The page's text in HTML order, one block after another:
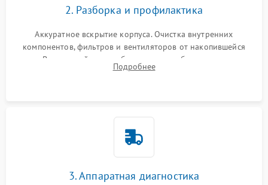
2. Разборка и профилактика
Аккуратное вскрытие корпуса. Очистка внутренних
компонентов, фильтров и вентиляторов от накопившейся
пыли. Визуальный осмотр блока питания, балласта лампы и
материнской платы на наличие прогаров или вздутых
Подробнее
3. Аппаратная диагностика